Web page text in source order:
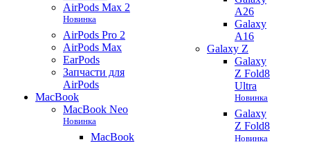
AirPods Max 2
Новинка
AirPods Pro 2
AirPods Max
EarPods
Запчасти для
AirPods
MacBook
MacBook Neo
Новинка
MacBook
A26
Galaxy
A16
Galaxy Z
Galaxy
Z Fold8
Ultra
Новинка
Galaxy
Z Fold8
Новинка